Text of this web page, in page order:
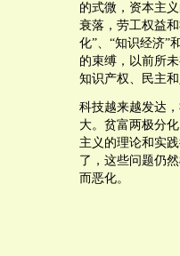
的式微，资本主
衰落，劳工权益
化”、“知识经济”
的束缚，以前所
知识产权、民主
科技越来越发达
大。贫富两极分
主义的理论和实
了，这些问题仍
而恶化。